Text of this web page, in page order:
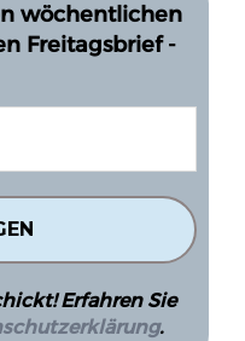
wöchentlichen
Freitagsbrief -
Erfahren Sie
.